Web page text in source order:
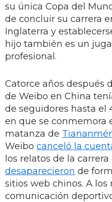
su única Copa del
de concluir su carrera
Inglaterra y
hijo también es un
profesional.
Catorce años después
de Weibo en China
de seguidores hasta el
en que se conmemora
matanza de
Weibo canceló la
los relatos de la
desaparecieron de
sitios web chinos. A los
comunicación